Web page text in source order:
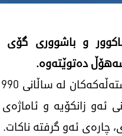
و باشووری گۆی
زانكۆیه و‌ ئاماژەی